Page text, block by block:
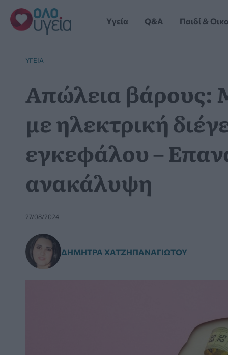
Μετάβαση
στο
περιεχόμενο
Yγεία Q&A Παιδί &
YΓΕΊΑ
Απώλεια βάρους:
με ηλεκτρική
εγκεφάλου –
ανακάλυψη
27/08/2024
ΔΉΜΗΤΡΑ ΧΑΤΖΗΠΑΝΑΓΙΏΤΟΥ